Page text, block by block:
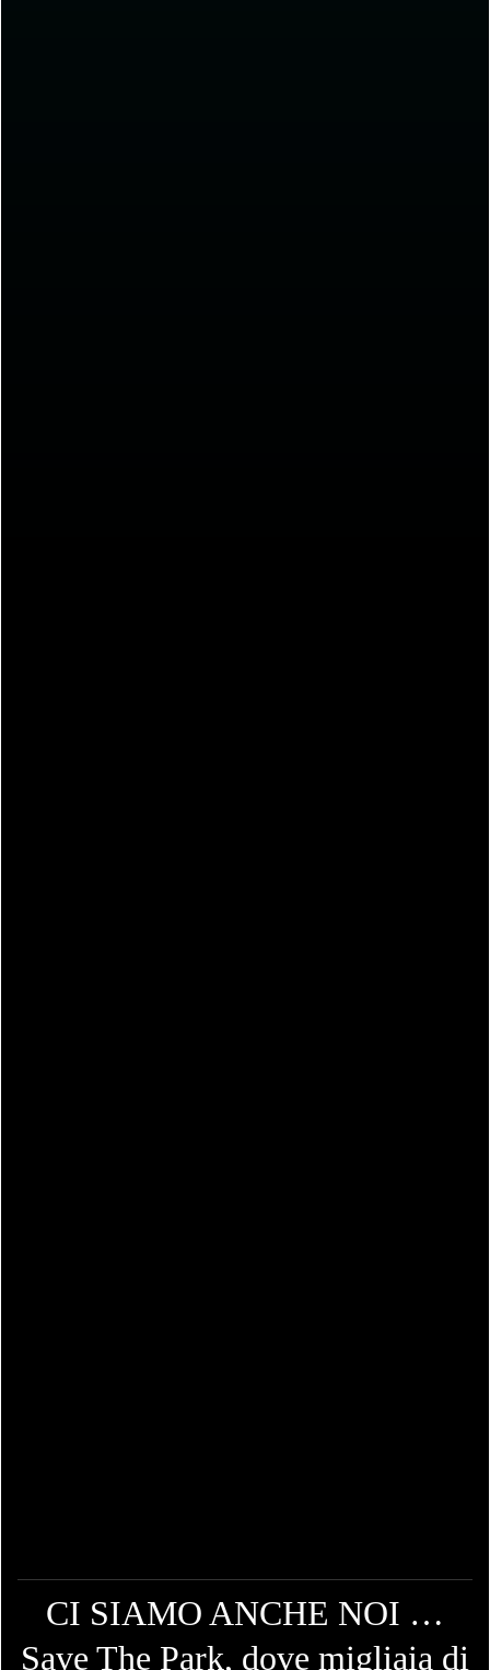
CI SIAMO ANCHE NOI …
Save The Park, dove migliaia di